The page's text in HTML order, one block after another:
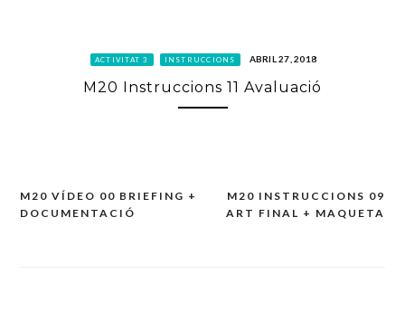
ACTIVITAT 3 INSTRUCCIONS ABRIL 27, 2018
M20 Instruccions 11 Avaluació
Navegación
M20 INSTRUCCIONS 09
ART FINAL + MAQUETA
M20 VÍDEO 00 BRIEFING +
DOCUMENTACIÓ